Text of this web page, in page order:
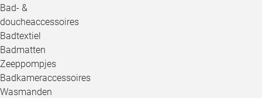
Bad- &
doucheaccessoires
Badtextiel
Badmatten
Zeeppompjes
Badkameraccessoires
Wasmanden